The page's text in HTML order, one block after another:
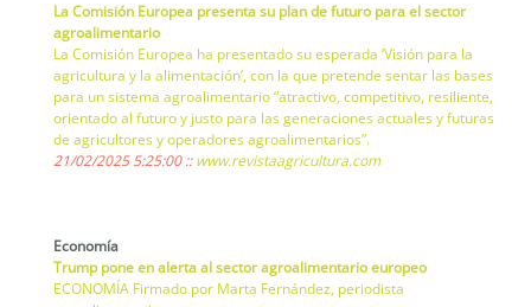
La Comisión Europea presenta su plan de futuro para el sector
agroalimentario
La Comisión Europea ha presentado su esperada ‘Visión para la
agricultura y la alimentación’, con la que pretende sentar las bases
para un sistema agroalimentario “atractivo, competitivo, resiliente,
orientado al futuro y justo para las generaciones actuales y futuras
de agricultores y operadores agroalimentarios”.
21/02/2025 5:25:00 ::www.revistaagricultura.com
Economía
Trump pone en alerta al sector agroalimentario europeo
ECONOMÍA Firmado por Marta Fernández, periodista